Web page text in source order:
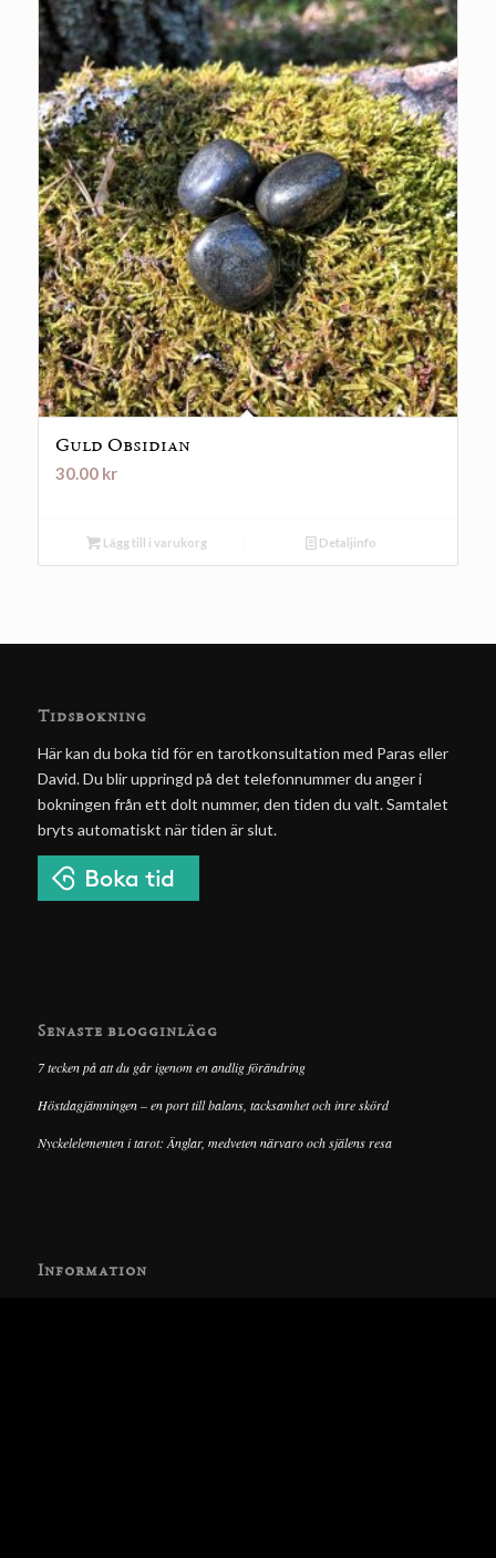
Guld Obsidian
30.00 kr
Lägg till i varukorg Detaljinfo
Tidsbokning
Här kan du boka tid för en tarotkonsultation med Paras eller
David. Du blir uppringd på det telefonnummer du anger i
bokningen från ett dolt nummer, den tiden du valt. Samtalet
bryts automatiskt när tiden är slut.
Senaste blogginlägg
7 tecken på att du går igenom en andlig förändring
Höstdagjämningen – en port till balans, tacksamhet och inre skörd
Nyckelelementen i tarot: Änglar, medveten närvaro och själens resa
Information